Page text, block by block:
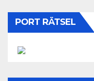
PORT RÄTSEL